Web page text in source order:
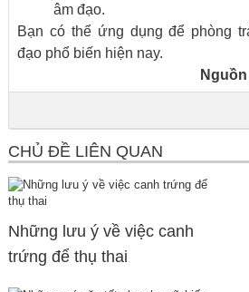
âm đạo.
Bạn có thể ứng dụng để phòng
đạo phổ biến hiện nay.
Nguồn
CHỦ ĐỀ LIÊN QUAN
Những lưu ý về việc canh
trứng để thụ thai